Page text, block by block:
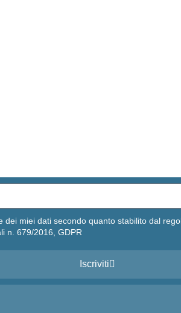
dei miei dati secondo quanto stabilito dal
n. 679/2016, GDPR
Iscriviti